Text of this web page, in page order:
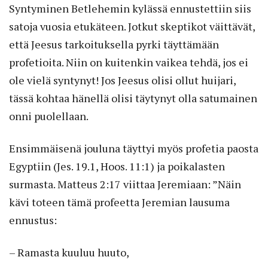
Syntyminen Betlehemin kylässä ennustettiin siis
satoja vuosia etukäteen. Jotkut skeptikot väittävät,
että Jeesus tarkoituksella pyrki täyttämään
profetioita. Niin on kuitenkin vaikea tehdä, jos ei
ole vielä syntynyt! Jos Jeesus olisi ollut huijari,
tässä kohtaa hänellä olisi täytynyt olla satumainen
onni puolellaan.
Ensimmäisenä jouluna täyttyi myös profetia paosta
Egyptiin (Jes. 19.1, Hoos. 11:1) ja poikalasten
surmasta. Matteus 2:17 viittaa Jeremiaan: ”Näin
kävi toteen tämä profeetta Jeremian lausuma
ennustus:
– Ramasta kuuluu huuto,